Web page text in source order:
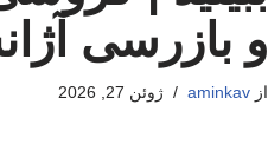
و بازرسی
ازaminkav ژوئن 27, 2026